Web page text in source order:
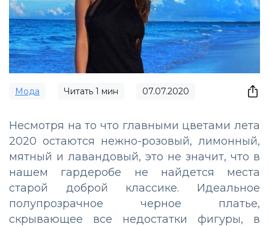
Мода Читать 1 мин 07.07.2020
Несмотря на то что главными цветами лета
2020 остаются нежно-розовый, лимонный,
мятный и лавандовый, это не значит, что в
нашем гардеробе не найдется места
старой доброй классике. Идеальное
полупрозрачное черное платье,
скрывающее все недостатки фигуры, в